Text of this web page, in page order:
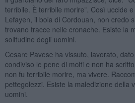
terribile. È terribile morire”. Così uccide
Lefayen, il boia di Cordouan, non credo
trovano tracce nelle cronache. Esiste la
solitudine degli uomini.
Cesare Pavese ha vissuto, lavorato,
condiviso le pene di molti e non ha
non fu terribile morire, ma vivere.
pettegolezzi. Esiste la maledizione della
uomini.